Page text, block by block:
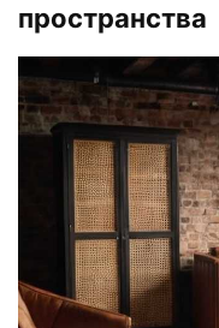
пространства